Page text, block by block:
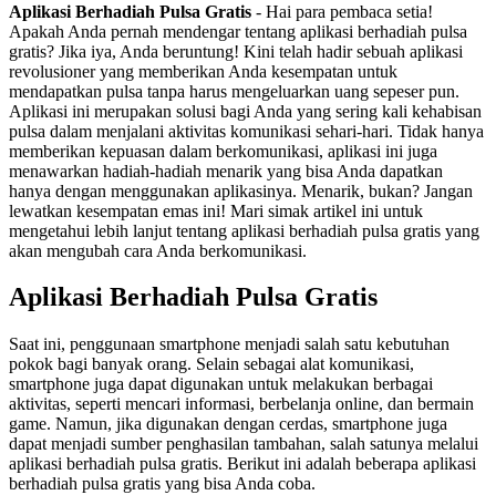
Aplikasi Berhadiah Pulsa Gratis - Hai para pembaca setia!
Apakah Anda pernah mendengar tentang aplikasi berhadiah pulsa
gratis? Jika iya, Anda beruntung! Kini telah hadir sebuah aplikasi
revolusioner yang memberikan Anda kesempatan untuk
mendapatkan pulsa tanpa harus mengeluarkan uang sepeser pun.
Aplikasi ini merupakan solusi bagi Anda yang sering kali kehabisan
pulsa dalam menjalani aktivitas komunikasi sehari-hari. Tidak hanya
memberikan kepuasan dalam berkomunikasi, aplikasi ini juga
menawarkan hadiah-hadiah menarik yang bisa Anda dapatkan
hanya dengan menggunakan aplikasinya. Menarik, bukan? Jangan
lewatkan kesempatan emas ini! Mari simak artikel ini untuk
mengetahui lebih lanjut tentang aplikasi berhadiah pulsa gratis yang
akan mengubah cara Anda berkomunikasi.
Aplikasi Berhadiah Pulsa Gratis
Saat ini, penggunaan smartphone menjadi salah satu kebutuhan
pokok bagi banyak orang. Selain sebagai alat komunikasi,
smartphone juga dapat digunakan untuk melakukan berbagai
aktivitas, seperti mencari informasi, berbelanja online, dan bermain
game. Namun, jika digunakan dengan cerdas, smartphone juga
dapat menjadi sumber penghasilan tambahan, salah satunya melalui
aplikasi berhadiah pulsa gratis. Berikut ini adalah beberapa aplikasi
berhadiah pulsa gratis yang bisa Anda coba.